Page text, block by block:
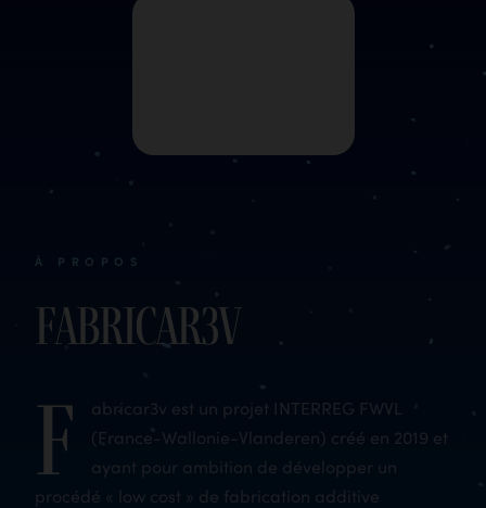
À PROPOS
FabricAr3v
F
abricar3v est un projet INTERREG FWVL
(France-Wallonie-Vlanderen) créé en 2019 et
ayant pour ambition de développer un
procédé « low cost » de fabrication additive